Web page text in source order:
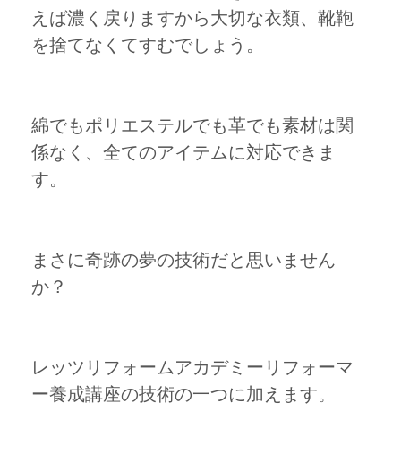
えば濃く戻りますから大切な衣類、靴鞄
を捨てなくてすむでしょう。
綿でもポリエステルでも革でも素材は関
係なく、全てのアイテムに対応できま
す。
まさに奇跡の夢の技術だと思いません
か？
レッツリフォームアカデミーリフォーマ
ー養成講座の技術の一つに加えます。